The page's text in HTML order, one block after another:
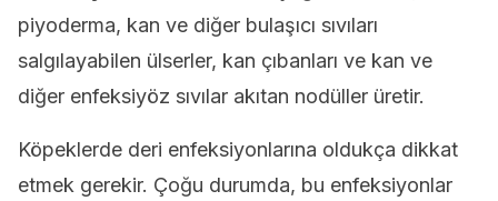
piyoderma, kan ve diğer bulaşıcı sıvıları
salgılayabilen ülserler, kan çıbanları ve kan ve
diğer enfeksiyöz sıvılar akıtan nodüller üretir.
Köpeklerde deri enfeksiyonlarına oldukça dikkat
etmek gerekir. Çoğu durumda, bu enfeksiyonlar